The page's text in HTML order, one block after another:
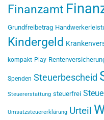
Finanzamt
Grundfreibetrag
Kindergeld
kompakt Play
Spenden Steuerbescheid
Steuererstattung steuerfrei
Umsatzsteuererklärung Urteil